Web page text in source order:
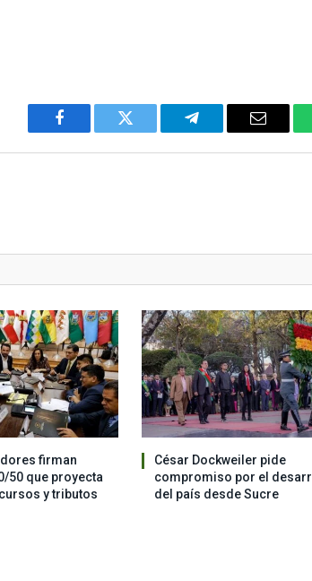
Facebook Twitter Telegram Email
firman
50 que proyecta
y tributos
César Dockweiler pide
compromiso por el
del país desde Sucre